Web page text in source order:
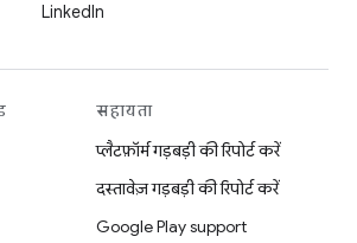
LinkedIn
सहायता
प्लैटफ़ॉर्म गड़बड़ी की रिपोर्ट करें
दस्तावेज़ गड़बड़ी की रिपोर्ट करें
Google Play support